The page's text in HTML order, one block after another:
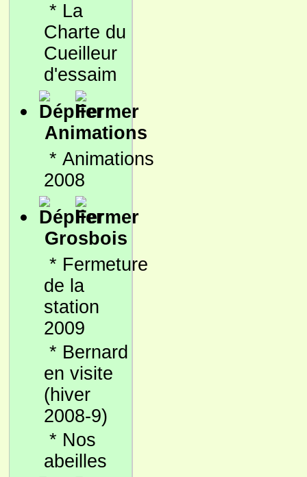
* La
Charte du
Cueilleur
d'essaim
Animations
* Animations
2008
Grosbois
* Fermeture
de la
station
2009
* Bernard
en visite
(hiver
2008-9)
* Nos
abeilles